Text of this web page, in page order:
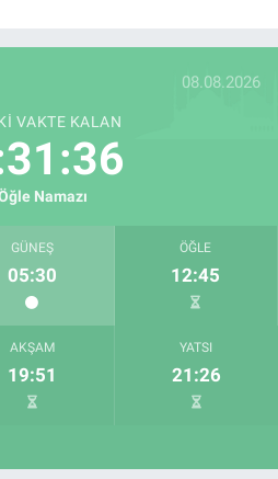
08.08.2026
VAKTE KALAN
Namazı
GÜNEŞ
05:30
ÖĞLE
12:45
AKŞAM
19:51
YATSI
21:26